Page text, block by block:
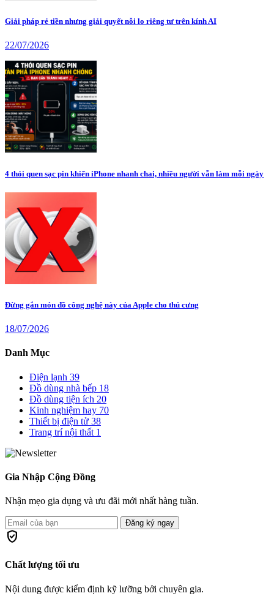
Giải pháp rẻ tiền nhưng giải quyết nỗi lo riêng tư trên kính AI
22/07/2026
4 thói quen sạc pin khiến iPhone nhanh chai, nhiều người vẫn làm mỗi ngày
Đừng gắn món đồ công nghệ này của Apple cho thú cưng
18/07/2026
Danh Mục
Điện lạnh 39
Đồ dùng nhà bếp 18
Đồ dùng tiện ích 20
Kinh nghiệm hay 70
Thiết bị điện tử 38
Trang trí nội thất 1
Gia Nhập Cộng Đồng
Nhận mẹo gia dụng và ưu đãi mới nhất hàng tuần.
Đăng ký ngay
verified_user
Chất lượng tối ưu
Nội dung được kiểm định kỹ lưỡng bởi chuyên gia.